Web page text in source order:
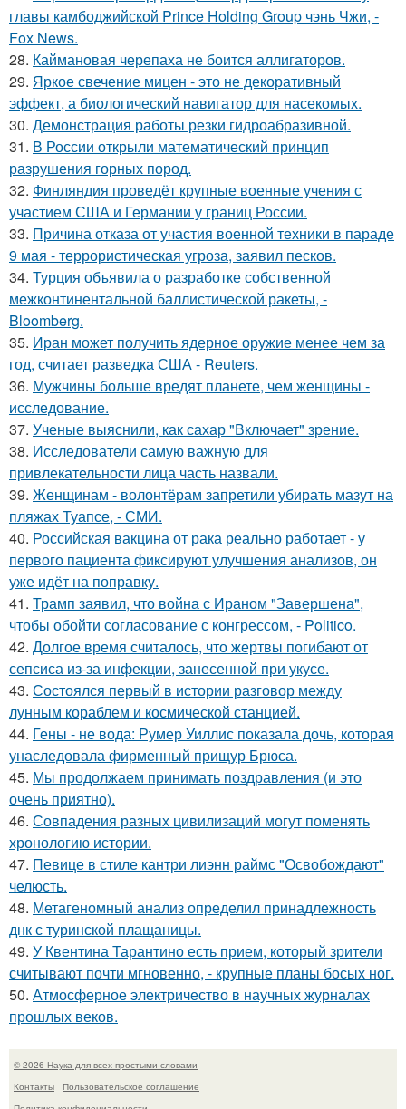
главы камбоджийской Prince Holding Group чэнь Чжи, -
Fox News.
28. Каймановая черепаха не боится аллигаторов.
29. Яркое свечение мицен - это не декоративный
эффект, а биологический навигатор для насекомых.
30. Демонстрация работы резки гидроабразивной.
31. В России открыли математический принцип
разрушения горных пород.
32. Финляндия проведёт крупные военные учения с
участием США и Германии у границ России.
33. Причина отказа от участия военной техники в параде
9 мая - террористическая угроза, заявил песков.
34. Турция объявила о разработке собственной
межконтинентальной баллистической ракеты, -
Bloomberg.
35. Иран может получить ядерное оружие менее чем за
год, считает разведка США - Reuters.
36. Мужчины больше вредят планете, чем женщины -
исследование.
37. Ученые выяснили, как сахар "Включает" зрение.
38. Исследователи самую важную для
привлекательности лица часть назвали.
39. Женщинам - волонтёрам запретили убирать мазут на
пляжах Туапсе, - СМИ.
40. Российская вакцина от рака реально работает - у
первого пациента фиксируют улучшения анализов, он
уже идёт на поправку.
41. Трамп заявил, что война с Ираном "Завершена",
чтобы обойти согласование с конгрессом, - Politico.
42. Долгое время считалось, что жертвы погибают от
сепсиса из-за инфекции, занесенной при укусе.
43. Состоялся первый в истории разговор между
лунным кораблем и космической станцией.
44. Гены - не вода: Румер Уиллис показала дочь, которая
унаследовала фирменный прищур Брюса.
45. Мы продолжаем принимать поздравления (и это
очень приятно).
46. Совпадения разных цивилизаций могут поменять
хронологию истории.
47. Певице в стиле кантри лиэнн раймс "Освобождают"
челюсть.
48. Метагеномный анализ определил принадлежность
днк с туринской плащаницы.
49. У Квентина Тарантино есть прием, который зрители
считывают почти мгновенно, - крупные планы босых ног.
50. Атмосферное электричество в научных журналах
прошлых веков.
© 2026 Наука для всех простыми словами
Контакты
Пользовательское соглашение